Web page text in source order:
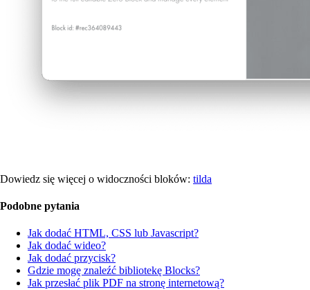
Dowiedz się więcej o widoczności bloków: tilda
Podobne pytania
Jak dodać HTML, CSS lub Javascript?
Jak dodać wideo?
Jak dodać przycisk?
Gdzie mogę znaleźć bibliotekę Blocks?
Jak przesłać plik PDF na stronę internetową?